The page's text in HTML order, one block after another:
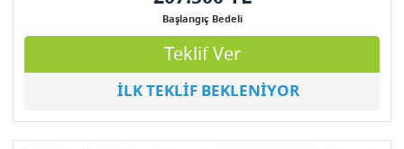
Başlangıç Bedeli
Teklif Ver
İLK TEKLİF BEKLENİYOR